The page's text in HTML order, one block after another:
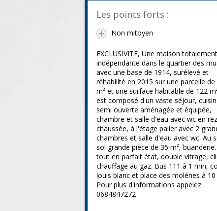
Les points forts :
Non mitoyen
EXCLUSIVITE, Une maison totalement
indépendante dans le quartier des
avec une base de 1914, surélevé et
réhabilité en 2015 sur une parcelle de
m² et une surface habitable de 122
est composé d'un vaste séjour,
semi ouverte aménagée et équipée,
chambre et salle d'eau avec wc en
chaussée, à l'étage palier avec 2
chambres et salle d'eau avec wc. Au
sol grande pièce de 35 m²,
tout en parfait état, double vitrage,
chauffage au gaz. Bus 111 à 1 min,
louis blanc et place des molènes à 10
Pour plus d'informations appelez
0684847272